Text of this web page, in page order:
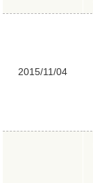
2015/11/04